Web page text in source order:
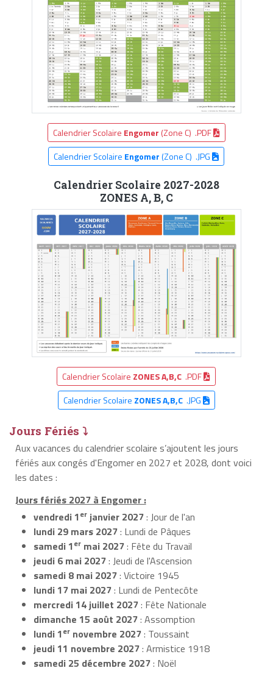
Calendrier Scolaire Engomer (Zone C) .PDF
Calendrier Scolaire Engomer(Zone C) .JPG
Calendrier Scolaire 2027-2028
ZONES A, B, C
Calendrier Scolaire ZONES A,B,C .PDF
Calendrier Scolaire ZONES A,B,C.JPG
Jours Fériés ⤵
Aux vacances du calendrier scolaire s’ajoutent les jours
fériés aux congés d'Engomer en 2027 et 2028, dont voici
les dates :
Jours fériés 2027 à Engomer :
vendredi 1er janvier 2027: Jour de l'an
lundi 29 mars 2027: Lundi de Pâques
samedi 1er mai 2027: Fête du Travail
jeudi 6 mai 2027: Jeudi de l'Ascension
samedi 8 mai 2027: Victoire 1945
lundi 17 mai 2027: Lundi de Pentecôte
mercredi 14 juillet 2027: Fête Nationale
dimanche 15 août 2027: Assomption
lundi 1er novembre 2027: Toussaint
jeudi 11 novembre 2027: Armistice 1918
samedi 25 décembre 2027: Noël